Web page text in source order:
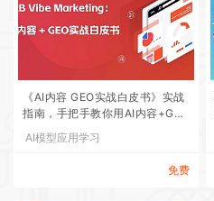
《AI内容 GEO实战白皮书》实战
指南，手把手教你用AI内容+GEO
抢占大模型流量红利
AI模型应用学习
免费